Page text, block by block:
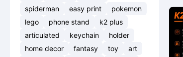
spiderman
easy print
pokemon
lego
phone stand
k2 plus
articulated
keychain
holder
home decor
fantasy toy
art